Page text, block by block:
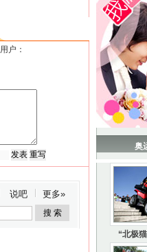
用户：
说吧 更多»
奥
“北极